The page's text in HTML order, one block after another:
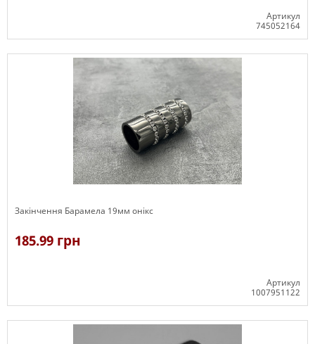
Артикул
745052164
Закінчення Барамела 19мм онікс
185.99 грн
Артикул
1007951122